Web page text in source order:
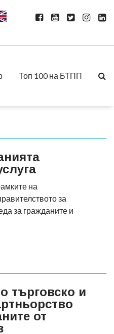
Топ 100 на БТПП
на
за
за гражданите и
търговско и
от